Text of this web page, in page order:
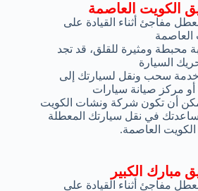
الكويت العاصمة
مفاجئ أثناء القيادة على
العاصمة
محبطة ومثيرة للقلق، قد تجد
السيارة
خدمة سحب ونقل لسيارتك إلى
مركز صيانة سيارات
أن تكون شركة ونشات الكويت
في نقل سيارتك المعطلة
العاصمة.
مبارك الكبير
مفاجئ أثناء القيادة على